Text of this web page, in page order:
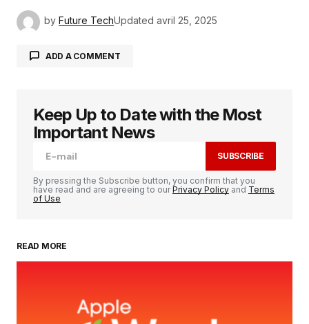
by Future TechUpdated avril 25, 2025
ADD A COMMENT
Votre adresse e-mail ne sera pas publiée. Les
champs obligatoires sont indiqués avec
Your Name
Keep Up to Date with the Most
Important News
SUBSCRIBE
By pressing the Subscribe button, you confirm that you
have read and are agreeing to ourPrivacy Policy and Terms
of Use
READ MORE